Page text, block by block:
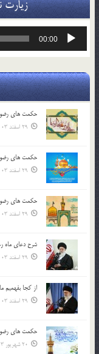
زیارت
پخش‌کننده
00:00
حکمت های
29 اسفند 03
حکمت های
29 اسفند 03
حکمت های
29 اسفند 03
شرح دعای ماه
29 اسفند 03
از كجا بفهميم
29 اسفند 03
حکمت های
20 شهریور 03